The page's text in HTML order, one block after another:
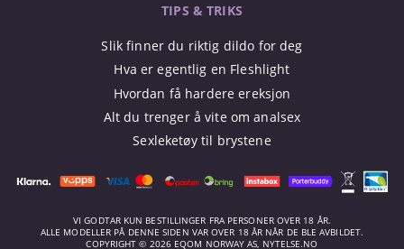
TIPS & TRIKS
Slik finner du riktig dildo for deg
Hva er egentlig en Fleshlight
Hvordan få hardere ereksjon
Alt du trenger å vite om analsex
Sexleketøy til brystene
VI GODTAR KUN BESTILLINGER FRA PERSONER OVER 18 ÅR.
ALLE MODELLER PÅ DENNE SIDEN VAR OVER 18 ÅR NÅR DE BLE AVBILDET.
COPYRIGHT © 2026 EQOM NORWAY AS, NYTELSE.NO